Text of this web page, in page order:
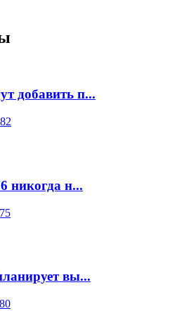
добавить п...
никогда н...
вы...